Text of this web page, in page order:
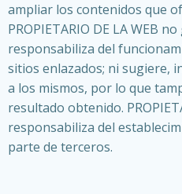
ampliar los contenidos que
PROPIETARIO DE LA WEB
responsabiliza del
sitios enlazados; ni sugiere,
a los mismos, por lo que
resultado obtenido.
responsabiliza del
parte de terceros.